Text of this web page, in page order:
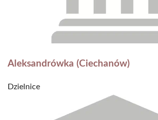
Aleksandrówka (Ciechanów)
Dzielnice